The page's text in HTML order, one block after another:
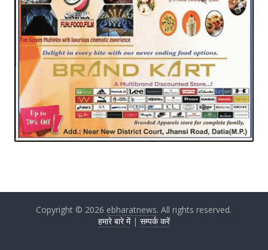
Copyright © 2026 ebharatnews. All rights reserved.
हमारे बारे में| सम्पर्क करें